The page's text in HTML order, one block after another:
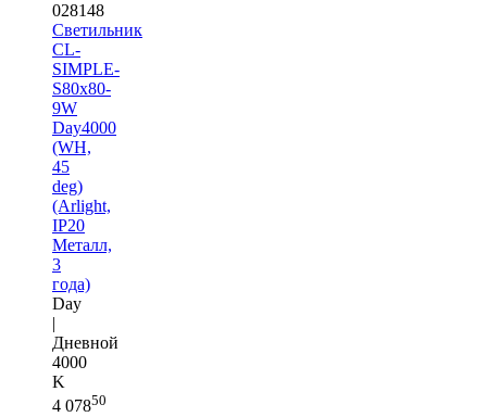
028148
Светильник
CL-
SIMPLE-
S80x80-
9W
Day4000
(WH,
45
deg)
(Arlight,
IP20
Металл,
3
года)
Day
|
Дневной
4000
K
4 07850